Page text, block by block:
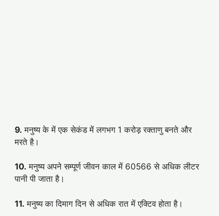
9. मनुष्य के में एक सेकंड में लगभग 1 करोड़ रक्ताणु बनते और
मरते है।
10. मनुष्य अपने सम्पूर्ण जीवन काल में 60566 से अधिक लीटर
पानी पी जाता है।
11. मनुष्य का दिमाग दिन से अधिक रात में एक्टिव होता है।